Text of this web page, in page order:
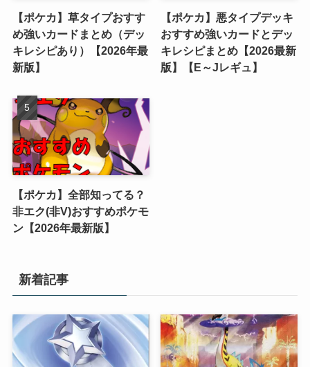
【ポケカ】草タイプおすす
め強いカードまとめ（デッ
キレシピあり）【2026年最
新版】
【ポケカ】悪タイプデッキ
おすすめ強いカードとデッ
キレシピまとめ【2026最新
版】【E～Jレギュ】
【ポケカ】全部知ってる？
非エク(非V)おすすめポケモ
ン【2026年最新版】
新着記事